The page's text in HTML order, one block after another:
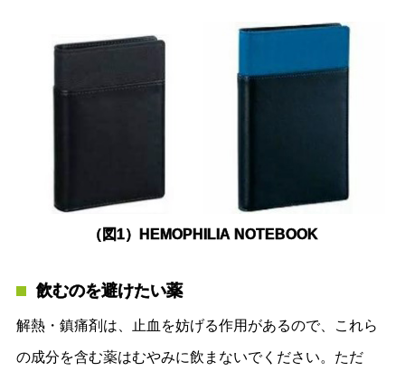
（図1）HEMOPHILIA NOTEBOOK
飲むのを避けたい薬
解熱・鎮痛剤は、止血を妨げる作用があるので、これら
の成分を含む薬はむやみに飲まないでください。ただ